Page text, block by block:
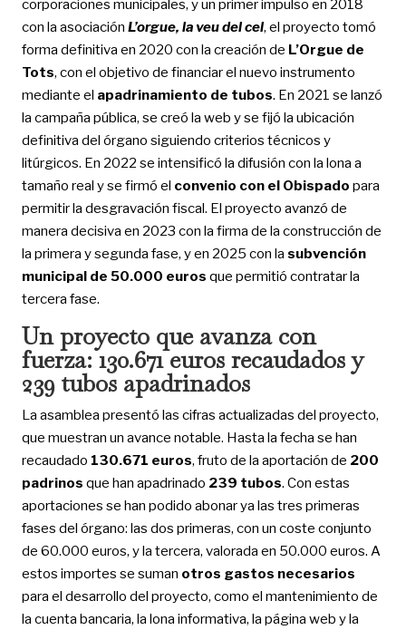
corporaciones municipales, y un primer impulso en 2018
con la asociación L’orgue, la veu del cel, el proyecto tomó
forma definitiva en 2020 con la creación de L’Orgue de
Tots, con el objetivo de financiar el nuevo instrumento
mediante el apadrinamiento de tubos. En 2021 se lanzó
la campaña pública, se creó la web y se fijó la ubicación
definitiva del órgano siguiendo criterios técnicos y
litúrgicos. En 2022 se intensificó la difusión con la lona a
tamaño real y se firmó el convenio con el Obispado para
permitir la desgravación fiscal. El proyecto avanzó de
manera decisiva en 2023 con la firma de la construcción de
la primera y segunda fase, y en 2025 con la subvención
municipal de 50.000 euros que permitió contratar la
tercera fase.
Un proyecto que avanza con
fuerza: 130.671 euros recaudados y
239 tubos apadrinados
La asamblea presentó las cifras actualizadas del proyecto,
que muestran un avance notable. Hasta la fecha se han
recaudado 130.671 euros, fruto de la aportación de 200
padrinos que han apadrinado 239 tubos. Con estas
aportaciones se han podido abonar ya las tres primeras
fases del órgano: las dos primeras, con un coste conjunto
de 60.000 euros, y la tercera, valorada en 50.000 euros. A
estos importes se suman otros gastos necesarios
para el desarrollo del proyecto, como el mantenimiento de
la cuenta bancaria, la lona informativa, la página web y la